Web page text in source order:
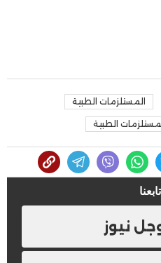
المستلزمات الطبية
الطبية
تابعنا
نيوز